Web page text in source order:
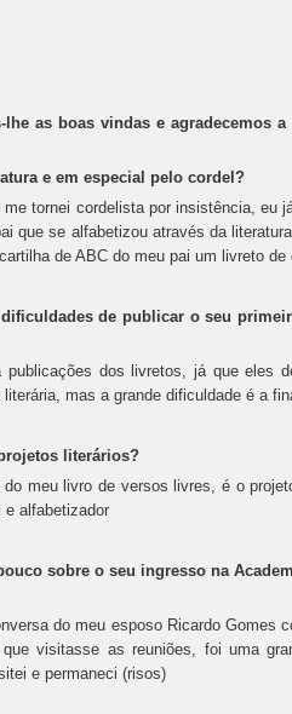
as boas vindas e agradecemos
e em especial pelo cordel?
me tornei cordelista por insistência, eu
que se alfabetizou através da
de ABC do meu pai um livreto de
de publicar o seu
publicações dos livretos, já que eles
mas a grande dificuldade é a
literários?
meu livro de versos livres, é o
e alfabetizador
sobre o seu ingresso na
do meu esposo Ricardo Gomes
visitasse as reuniões, foi uma
e permaneci (risos)